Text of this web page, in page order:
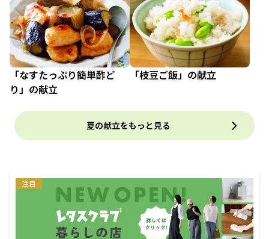
「なすたっぷり簡単酢ど
り」の献立
「枝豆ご飯」の献立
夏の献立をもっと見る
注目